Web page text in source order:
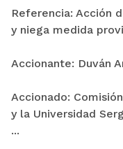
Referencia: Acción
y niega medida
Accionante: Duván
Accionado:
y la Universidad
...